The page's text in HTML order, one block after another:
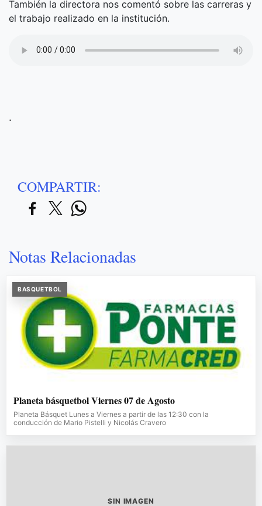
También la directora nos comentó sobre las carreras y
el trabajo realizado en la institución.
.
COMPARTIR:
Notas Relacionadas
BASQUETBOL
Planeta básquetbol Viernes 07 de Agosto
Planeta Básquet Lunes a Viernes a partir de las 12:30 con la
conducción de Mario Pistelli y Nicolás Cravero
SIN IMAGEN